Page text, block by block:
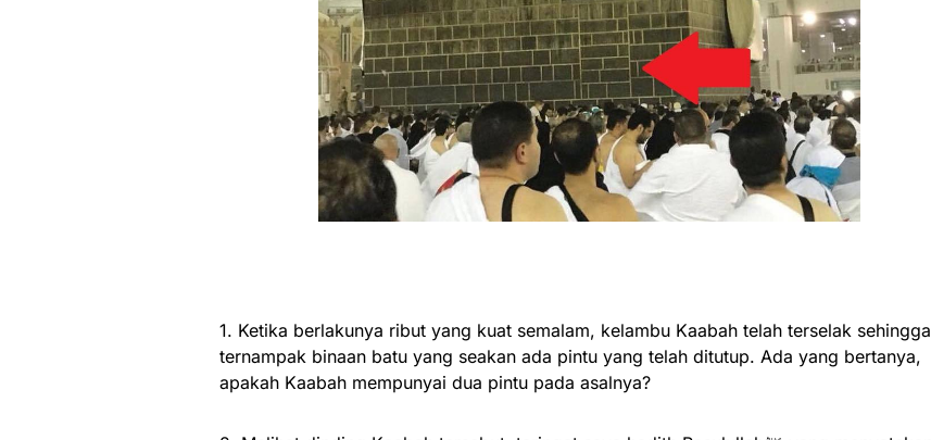
1. Ketika berlakunya ribut yang kuat semalam, kelambu Kaabah telah terselak sehingga
ternampak binaan batu yang seakan ada pintu yang telah ditutup. Ada yang bertanya,
apakah Kaabah mempunyai dua pintu pada asalnya?